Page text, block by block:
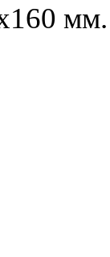
мм.